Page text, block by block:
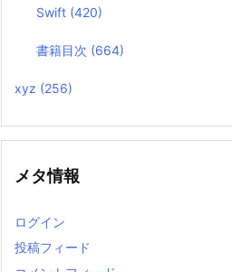
Swift (420)
書籍目次 (664)
xyz (256)
メタ情報
ログイン
投稿フィード